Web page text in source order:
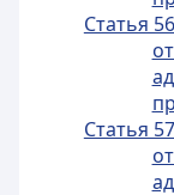
Статья
Статья